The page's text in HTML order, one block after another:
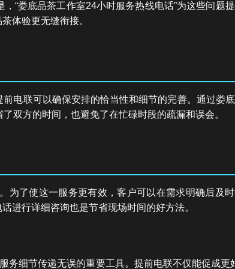
“娄底品茶工作室24小时服务热线电话”为这些问题
体验更无缝衔接。
电联可以确保安排的恰当性和细节的完善。通过娄
双方的时间，也避免了在忙碌时段的疏漏和误会。
为了使这一服务更有效，客户可以在需求明确后及
进行详细咨询也是节省现场时间的好方法。
务细节传递无误的重要工具。提前电联不仅能促成更